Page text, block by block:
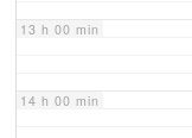
13 h 00 min
14 h 00 min